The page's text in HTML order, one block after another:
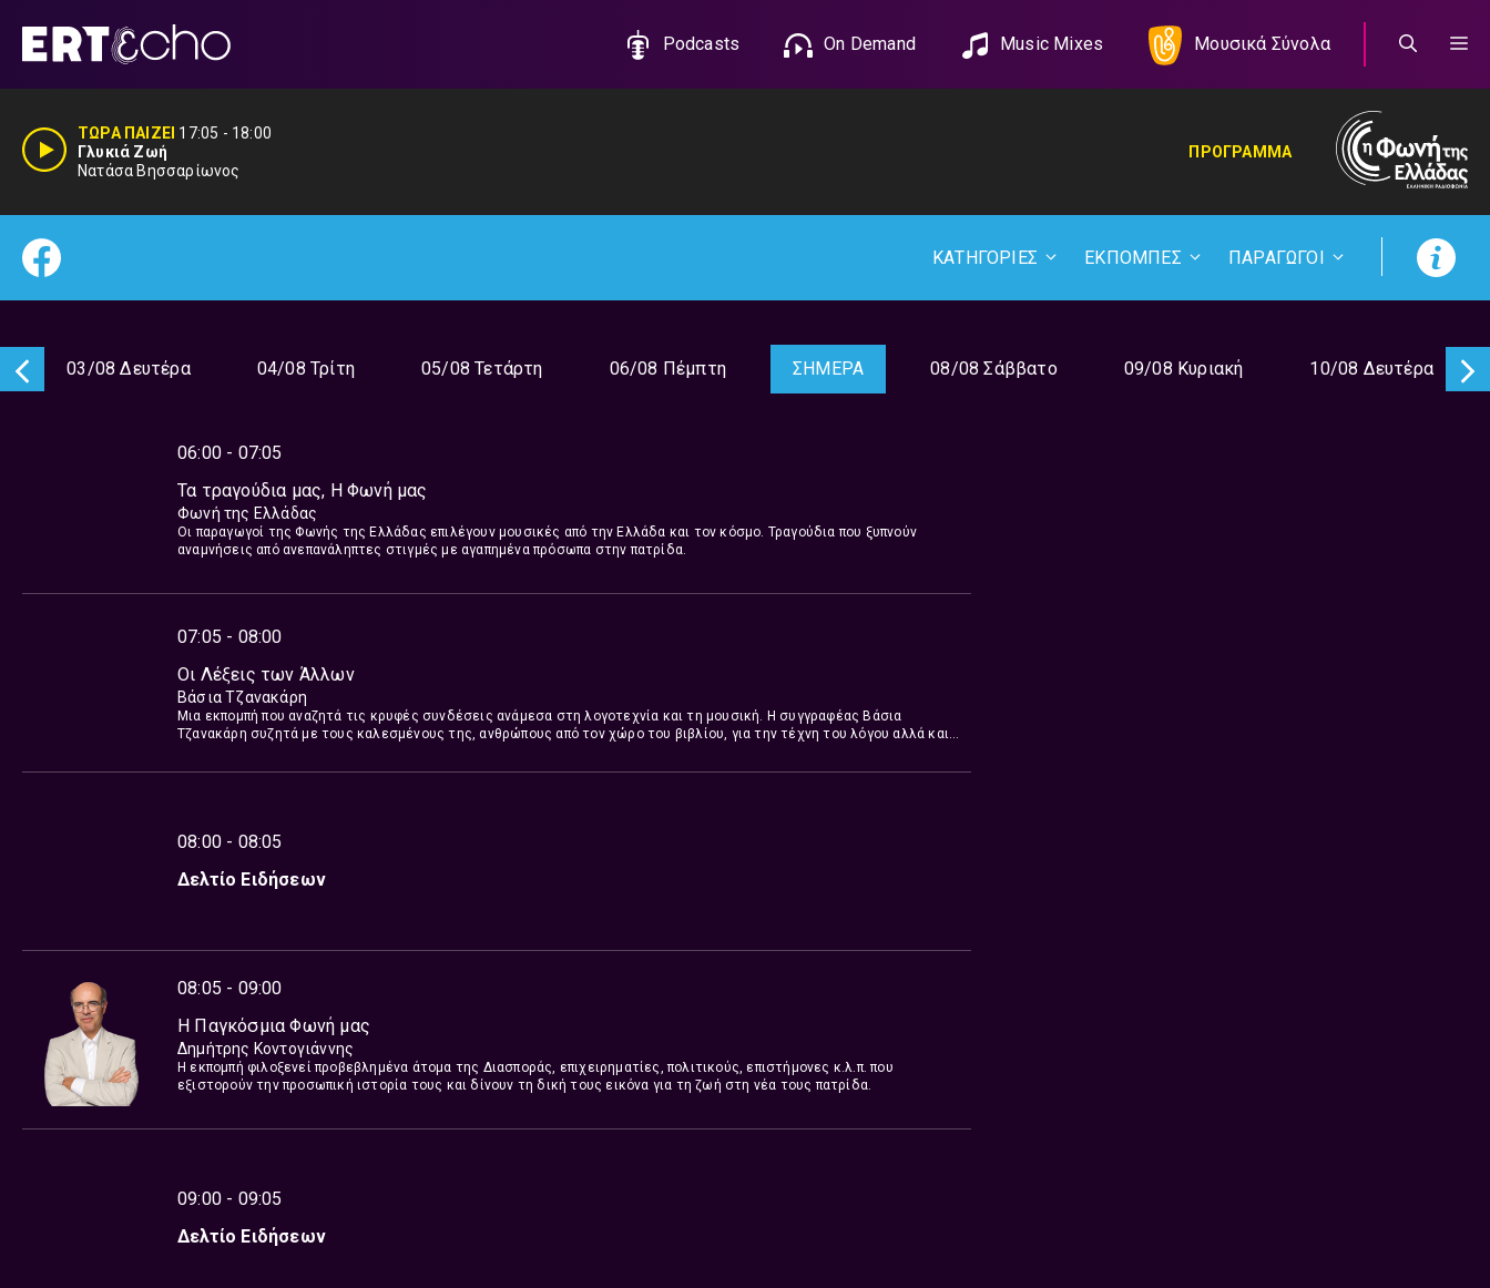
περιεχόμενο
Podcasts On Demand Music Mixes Μουσικά Σύνολα
ΤΩΡΑ ΠΑΙΖΕΙ 17:05 - 18:00
Γλυκιά Ζωή
Νατάσα Βησσαρίωνος
ΠΡΟΓΡΑΜΜΑ
ΚΑΤΗΓΟΡΙΕΣ ΕΚΠΟΜΠΕΣ ΠΑΡΑΓΩΓΟΙ
03/08 Δευτέρα 04/08 Τρίτη 05/08 Τετάρτη 06/08 Πέμπτη ΣΗΜΕΡΑ 08/08 Σάββατο 09/08 Κυριακή 10/08 Δευτέρα
06:00 - 07:05
Τα τραγούδια μας, Η Φωνή μας
Φωνή της Ελλάδας
Οι παραγωγοί της Φωνής της Ελλάδας επιλέγουν μουσικές από την Ελλάδα και τον κόσμο. Τραγούδια που ξυπνούν
αναμνήσεις από ανεπανάληπτες στιγμές με αγαπημένα πρόσωπα στην πατρίδα.
07:05 - 08:00
Οι Λέξεις των Άλλων
Βάσια Τζανακάρη
Μια εκπομπή που αναζητά τις κρυφές συνδέσεις ανάμεσα στη λογοτεχνία και τη μουσική. Η συγγραφέας Βάσια
Τζανακάρη συζητά με τους καλεσμένους της, ανθρώπους από τον χώρο του βιβλίου, για την τέχνη του λόγου αλλά και
08:00 - 08:05
Δελτίο Ειδήσεων
08:05 - 09:00
Η Παγκόσμια Φωνή μας
Δημήτρης Κοντογιάννης
Η εκπομπή φιλοξενεί προβεβλημένα άτομα της Διασποράς, επιχειρηματίες, πολιτικούς, επιστήμονες κ.λ.π. που
εξιστορούν την προσωπική ιστορία τους και δίνουν τη δική τους εικόνα για τη ζωή στη νέα τους πατρίδα.
09:00 - 09:05
Δελτίο Ειδήσεων